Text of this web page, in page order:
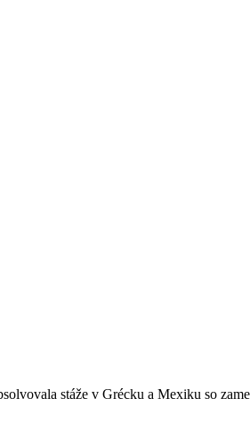
stáže v Grécku a Mexiku so